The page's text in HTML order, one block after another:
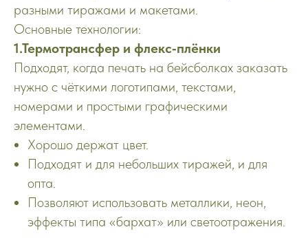
разными тиражами и макетами.
Основные технологии:
1.Термотрансфер и флекс‑плёнки
Подходят, когда печать на бейсболках заказать
нужно с чёткими логотипами, текстами,
номерами и простыми графическими
элементами.
Хорошо держат цвет.
Подходят и для небольших тиражей, и для
опта.
Позволяют использовать металлики, неон,
эффекты типа «бархат» или светоотражения.